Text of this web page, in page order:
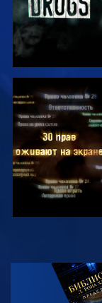
СМОТРЕТЬ
СМОТРЕТЬ